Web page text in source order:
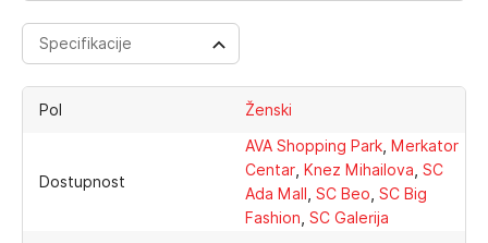
Specifikacije
Pol Ženski
Dostupnost
AVA Shopping Park, Merkator
Centar, Knez Mihailova, SC
Ada Mall , SC Beo, SC Big
Fashion, SC Galerija